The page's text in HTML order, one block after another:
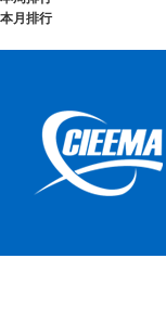
本月排行